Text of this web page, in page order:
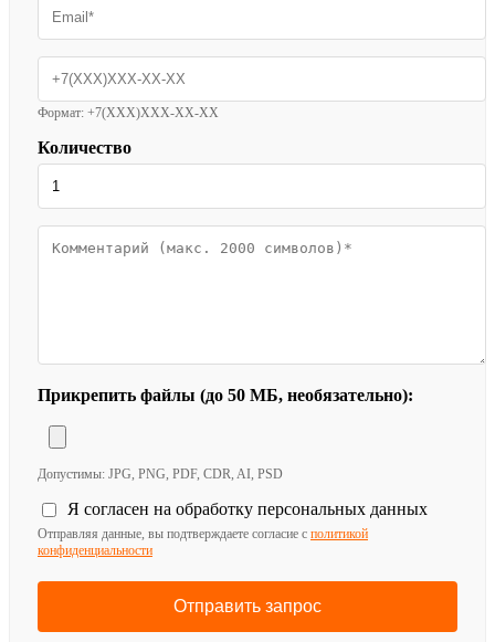
Формат: +7(XXX)XXX-XX-XX
Количество
Прикрепить файлы (до 50 МБ, необязательно):
Допустимы: JPG, PNG, PDF, CDR, AI, PSD
Я согласен на обработку персональных данных
Отправляя данные, вы подтверждаете согласие с политикой
конфиденциальности
Отправить запрос